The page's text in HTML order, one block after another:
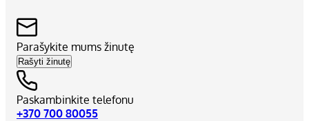
Parašykite mums žinutę
Rašyti žinutę
Paskambinkite telefonu
+370 700 80055